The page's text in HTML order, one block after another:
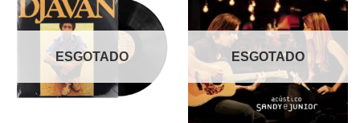
Adicionar
a lista de
desejos
ESGOTADO
Adicionar
a lista de
desejos
ESGOTADO